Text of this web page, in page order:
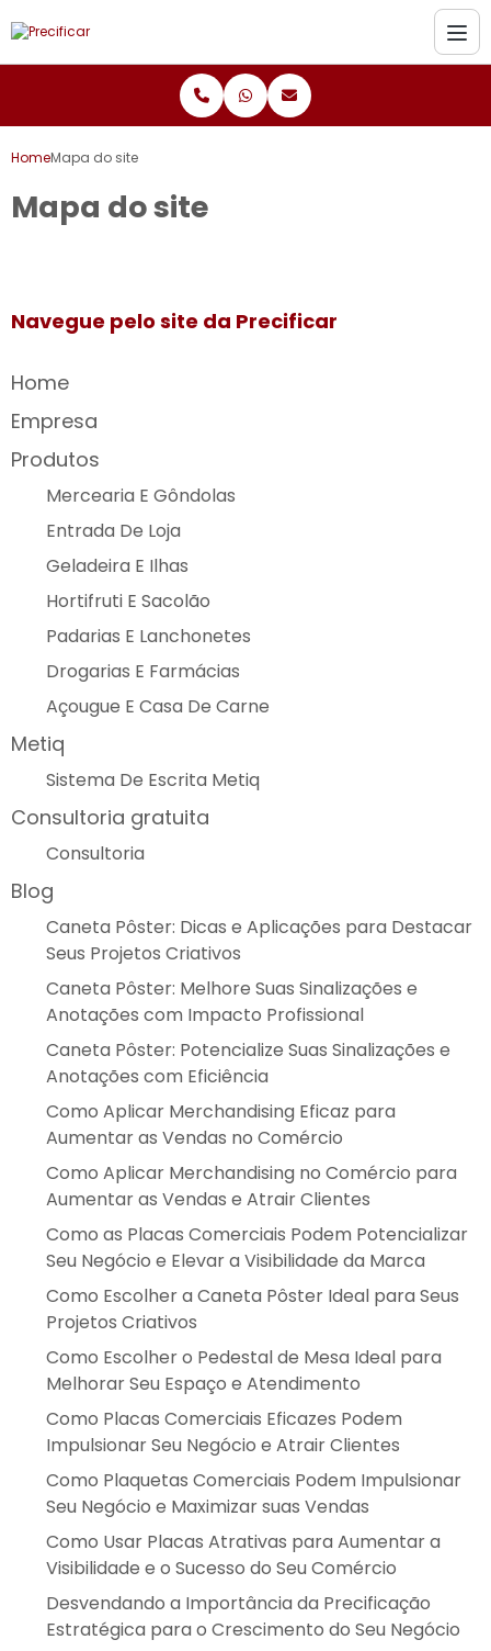
HomeMapa do site
Mapa do site
Navegue pelo site da Precificar
Home
Empresa
Produtos
Mercearia E Gôndolas
Entrada De Loja
Geladeira E Ilhas
Hortifruti E Sacolão
Padarias E Lanchonetes
Drogarias E Farmácias
Açougue E Casa De Carne
Metiq
Sistema De Escrita Metiq
Consultoria gratuita
Consultoria
Blog
Caneta Pôster: Dicas e Aplicações para Destacar
Seus Projetos Criativos
Caneta Pôster: Melhore Suas Sinalizações e
Anotações com Impacto Profissional
Caneta Pôster: Potencialize Suas Sinalizações e
Anotações com Eficiência
Como Aplicar Merchandising Eficaz para
Aumentar as Vendas no Comércio
Como Aplicar Merchandising no Comércio para
Aumentar as Vendas e Atrair Clientes
Como as Placas Comerciais Podem Potencializar
Seu Negócio e Elevar a Visibilidade da Marca
Como Escolher a Caneta Pôster Ideal para Seus
Projetos Criativos
Como Escolher o Pedestal de Mesa Ideal para
Melhorar Seu Espaço e Atendimento
Como Placas Comerciais Eficazes Podem
Impulsionar Seu Negócio e Atrair Clientes
Como Plaquetas Comerciais Podem Impulsionar
Seu Negócio e Maximizar suas Vendas
Como Usar Placas Atrativas para Aumentar a
Visibilidade e o Sucesso do Seu Comércio
Desvendando a Importância da Precificação
Estratégica para o Crescimento do Seu Negócio